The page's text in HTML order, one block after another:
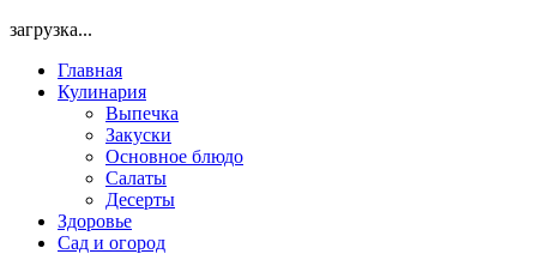
загрузка...
Главная
Кулинария
Выпечка
Закуски
Основное блюдо
Салаты
Десерты
Здоровье
Сад и огород